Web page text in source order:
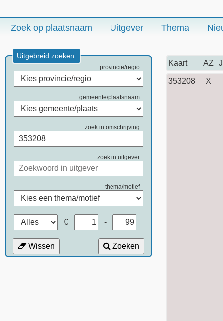
Zoek op plaatsnaam Uitgever Thema
Uitgebreid zoeken:
provincie/regio
gemeente/plaatsnaam
zoek in omschrijving
zoek in uitgever
thema/motief
€ -
Wissen Zoeken
Kaart AZ
353208 X